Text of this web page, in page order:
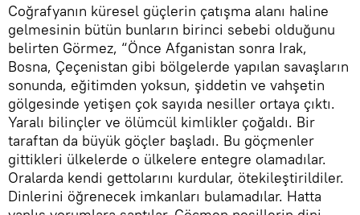
Coğrafyanın küresel güçlerin çatışma alanı haline
gelmesinin bütün bunların birinci sebebi olduğunu
belirten Görmez, “Önce Afganistan sonra Irak,
Bosna, Çeçenistan gibi bölgelerde yapılan savaşların
sonunda, eğitimden yoksun, şiddetin ve vahşetin
gölgesinde yetişen çok sayıda nesiller ortaya çıktı.
Yaralı bilinçler ve ölümcül kimlikler çoğaldı. Bir
taraftan da büyük göçler başladı. Bu göçmenler
gittikleri ülkelerde o ülkelere entegre olamadılar.
Oralarda kendi gettolarını kurdular, ötekileştirildiler.
Dinlerini öğrenecek imkanları bulamadılar. Hatta